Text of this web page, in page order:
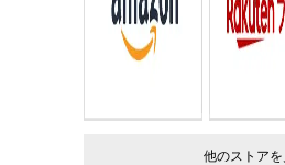
他のストア